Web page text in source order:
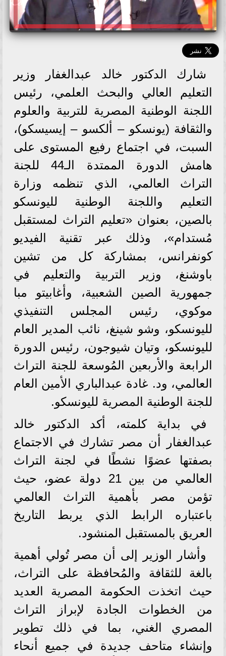
شارك الدكتور خالد عبدالغفار وزير
التعليم العالي والبحث العلمي، رئيس
اللجنة الوطنية المصرية للتربية والعلوم
والثقافة (يونسكو – ألكسو – إيسيسكو)،
السبت، في اجتماع رفيع المستوى على
هامش الدورة الممتدة الـ44 للجنة
التراث العالمي، الذي تنظمه وزارة
التعليم واللجنة الوطنية لليونسكو
بالصين، بعنوان «تعليم التراث لمستقبل
مُستدام»، وذلك عبر تقنية الفيديو
كونفرانس، بمشاركة كل من تشين
باوشنغ، وزير التربية والتعليم في
جمهورية الصين الشعبية، وأغابيتو مبا
موكوي، رئيس المجلس التنفيذي
لليونسكو، وشو شينغ، نائب المدير العام
لليونسكو، وتيان شيوجون، رئيس الدورة
الرابعة والأربعين المُوسعة للجنة التراث
العالمي، ود. غادة عبدالباري الأمين العام
للجنة الوطنية المصرية لليونسكو.
في بداية كلمته، أكد الدكتور خالد
عبدالغفار أن مصر تشارك في الاجتماع
بصفتها عضوًا نشطًا في لجنة التراث
العالمي من بين 21 دولة عضو، حيث
تؤمن مصر بأهمية التراث العالمي
باعتباره الرابط الذي يربط التاريخ
العريق بالمستقبل المنشود.
وأشار الوزير إلى أن مصر تُولي أهمية
بالغة للثقافة والمُحافظة على التراث،
حيث اتخذت الحكومة المصرية العديد
من الخطوات الجادة لإبراز التراث
المصري الغني، بما في ذلك تطوير
وإنشاء متاحف جديدة في جميع أنحاء